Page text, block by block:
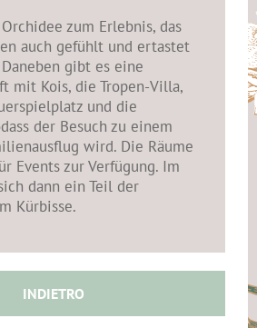
zum Erlebnis, das
auch gefühlt und ertastet
gibt es eine
mit Kois, die Tropen-Villa,
und die
der Besuch zu einem
wird. Die Räume
Events zur Verfügung. Im
dann ein Teil der
Kürbisse.
INDIETRO